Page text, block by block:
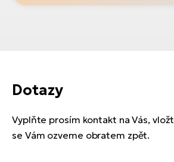
Dotazy
Vyplňte prosím kontakt na Vás,
se Vám ozveme obratem zpět.